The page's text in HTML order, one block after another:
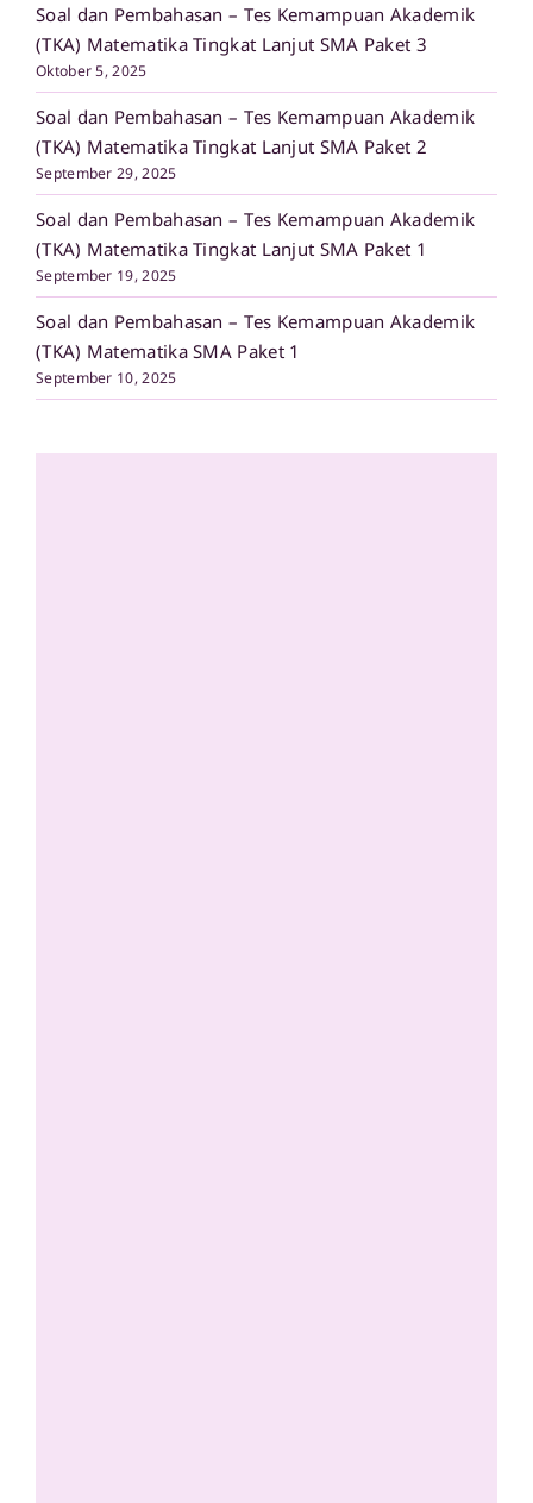
Soal dan Pembahasan – Tes Kemampuan Akademik
(TKA) Matematika Tingkat Lanjut SMA Paket 3
Oktober 5, 2025
Soal dan Pembahasan – Tes Kemampuan Akademik
(TKA) Matematika Tingkat Lanjut SMA Paket 2
September 29, 2025
Soal dan Pembahasan – Tes Kemampuan Akademik
(TKA) Matematika Tingkat Lanjut SMA Paket 1
September 19, 2025
Soal dan Pembahasan – Tes Kemampuan Akademik
(TKA) Matematika SMA Paket 1
September 10, 2025